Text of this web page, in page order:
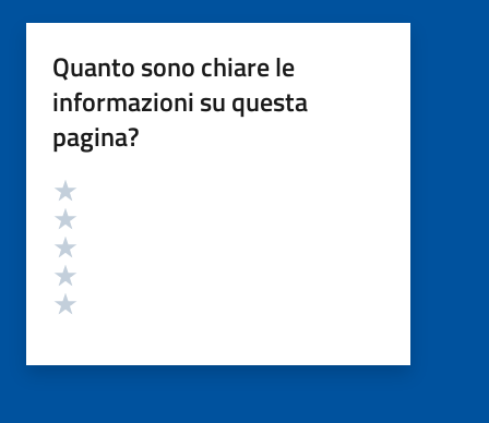
Quanto sono chiare le
informazioni su questa
pagina?
Valutazione